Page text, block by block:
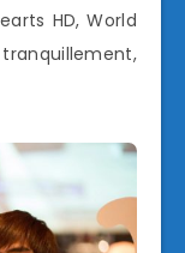
HD, World